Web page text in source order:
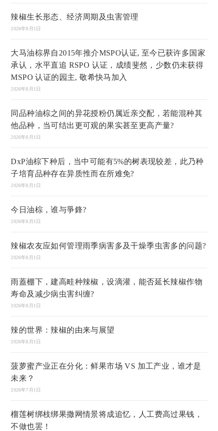
辣椒生长形态、经济周期及虫害管理
2026年8月1日
大马油棕界自2015年推介MSPO认证, 至今已获许多国家
承认，水平直追 RSPO 认证，成绩斐然，少数仍未获得
MSPO 认证的园主, 敬希快马加入
2026年8月1日
同品种油棕之间的异花授粉仍属近亲交配，若能混种其
他品种，当可结出更可观的果实甚至更高产量?
2026年8月1日
DxP油棕下种后，当中可能有5%的树表现较差，此乃种
子培育品种存在异质性而在所难免?
2026年8月1日
今日油棕，谁与爭鋒?
2026年8月1日
辣椒农友应如何管理雨季病害多及干燥季虫害多的问题?
2026年8月1日
雨蓋棚下，建高畦种辣椒，设滴灌，能否延长辣椒作物
寿命及减少病虫害纠缠?
2026年8月1日
辣的世界：辣椒的由来与展望
2026年8月1日
菠萝蜜产业正在分化：鲜果市场 VS 加工产业，谁才是
未来？
2026年7月1日
榴莲树绑枝绑果撒网情景将成追忆，人工费高过果钱，
不做也罢！